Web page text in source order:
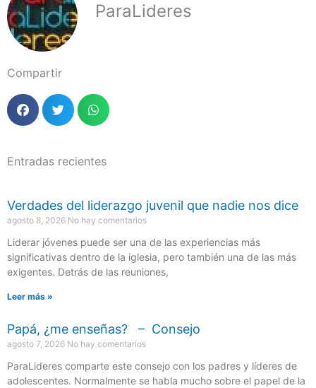
ParaLideres
Compartir
Entradas recientes
Verdades del liderazgo juvenil que nadie nos dice
agosto 8, 2026 No hay comentarios
Liderar jóvenes puede ser una de las experiencias más
significativas dentro de la iglesia, pero también una de las más
exigentes. Detrás de las reuniones,
Leer más »
Papá, ¿me enseñas? – Consejo
agosto 7, 2026 No hay comentarios
ParaLideres comparte este consejo con los padres y líderes de
adolescentes. Normalmente se habla mucho sobre el papel de la